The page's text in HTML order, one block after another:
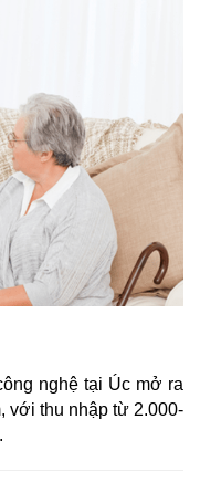
nghệ tại Úc mở ra
với thu nhập từ 2.000-